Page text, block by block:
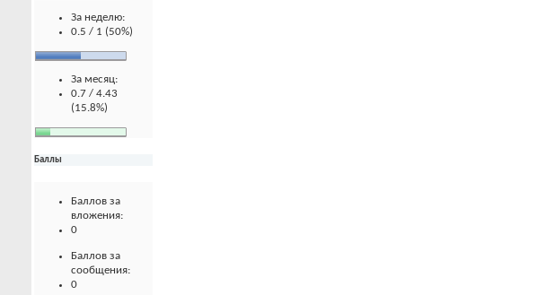
За неделю:
0.5 / 1 (50%)
За месяц:
0.7 / 4.43
(15.8%)
Баллы
Баллов за
вложения:
0
Баллов за
сообщения:
0